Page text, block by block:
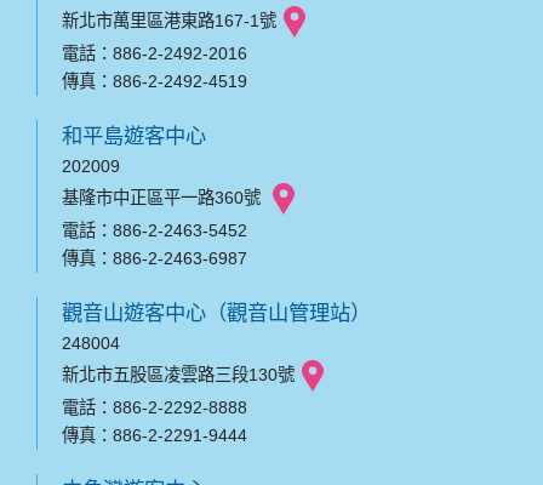
新北市萬里區港東路167-1號
電話：886-2-2492-2016
傳真：886-2-2492-4519
和平島遊客中心
202009
基隆市中正區平一路360號
電話：886-2-2463-5452
傳真：886-2-2463-6987
觀音山遊客中心（觀音山管理站）
248004
新北市五股區凌雲路三段130號
電話：886-2-2292-8888
傳真：886-2-2291-9444